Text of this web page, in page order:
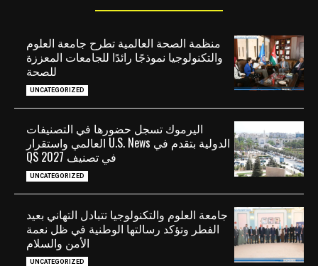
منظمة الصحة العالمية تطرح جامعة العلوم
والتكنولوجيا نموذجًا رائدًا للجامعات المعززة
للصحة
UNCATEGORIZED
اليرموك تسجل حضورها في التصنيفات
الدولية بتقدم في U.S. News العالمي واستقرار
في تصنيف QS 2027
UNCATEGORIZED
جامعة العلوم والتكنولوجيا تتبادل التهاني بعيد
الفطر وتؤكد رسالتها الوطنية في ظل نعمة
الأمن والسلام
UNCATEGORIZED